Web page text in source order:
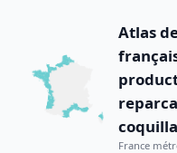
Atlas
France